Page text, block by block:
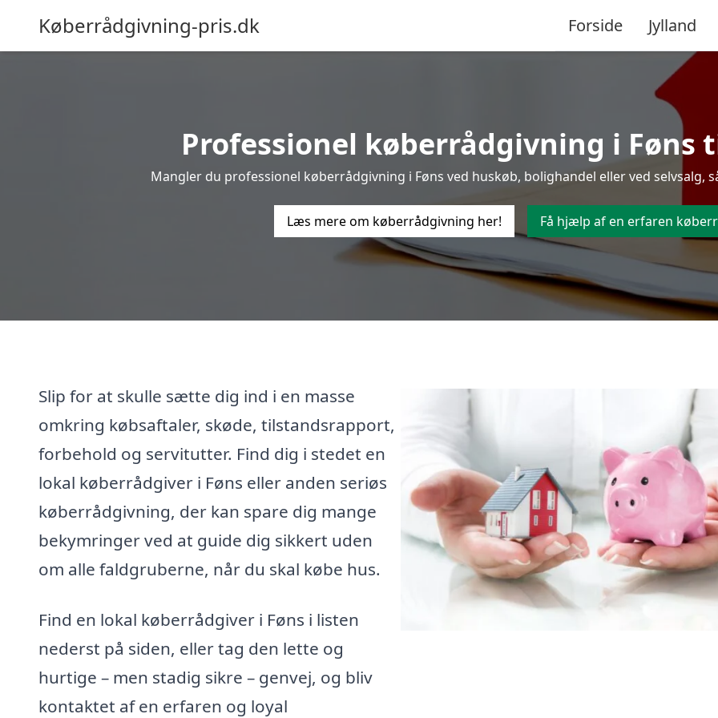
Køberrådgivning-pris.dk Forside Jylland
Professionel køberrådgivning i Føns
Mangler du professionel køberrådgivning i Føns ved huskøb, bolighandel eller ved selvsalg,
Læs mere om køberrådgivning her! Få hjælp af en erfaren
Slip for at skulle sætte dig ind i en masse
omkring købsaftaler, skøde, tilstandsrapport,
forbehold og servitutter. Find dig i stedet en
lokal køberrådgiver i Føns eller anden seriøs
køberrådgivning, der kan spare dig mange
bekymringer ved at guide dig sikkert uden
om alle faldgruberne, når du skal købe hus.
Find en lokal køberrådgiver i Føns i listen
nederst på siden, eller tag den lette og
hurtige – men stadig sikre – genvej, og bliv
kontaktet af en erfaren og loyal